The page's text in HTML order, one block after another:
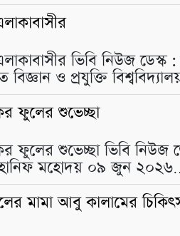
ভিবি নিউজ ডেস্ক :
ও প্রযুক্তি
ফুলের শুভেচ্ছা
ফুলের শুভেচ্ছা ভিবি নিউজ
হানিফ মহোদয় ০৯ জুন
মামা আবু কালামের